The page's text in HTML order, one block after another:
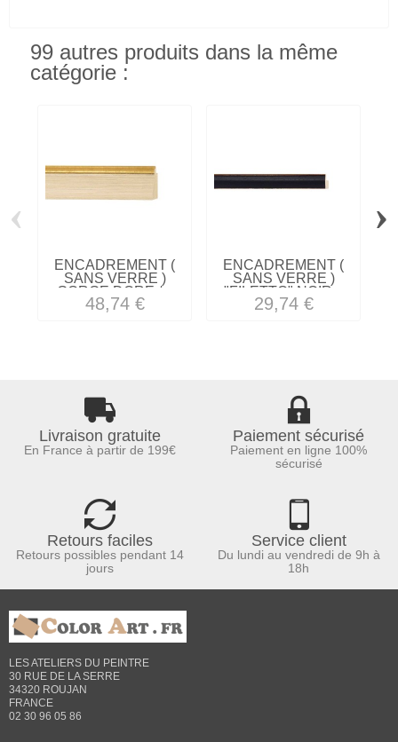
99 autres produits dans la même
catégorie :
ENCADREMENT (
SANS VERRE )
GORGE DORE /...
48,74 €
ENCADREMENT (
SANS VERRE )
"FILETTO" NOIR...
29,74 €
‹ ›
Livraison gratuite
En France à partir de 199€
Paiement sécurisé
Paiement en ligne 100%
sécurisé
Retours faciles
Retours possibles pendant 14
jours
Service client
Du lundi au vendredi de 9h à
18h
LES ATELIERS DU PEINTRE
30 RUE DE LA SERRE
34320 ROUJAN
FRANCE
02 30 96 05 86